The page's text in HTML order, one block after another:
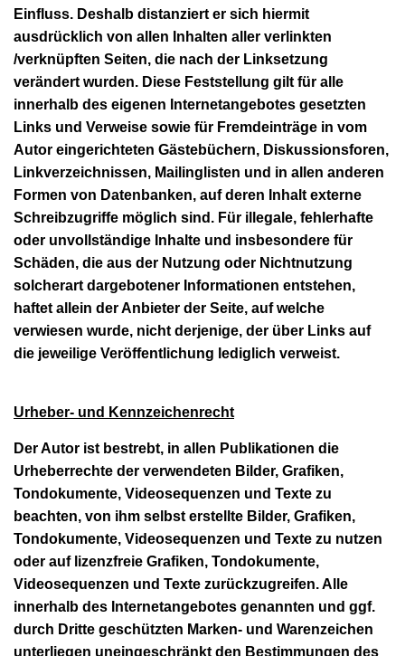
Einfluss. Deshalb distanziert er sich hiermit
ausdrücklich von allen Inhalten aller verlinkten
/verknüpften Seiten, die nach der Linksetzung
verändert wurden. Diese Feststellung gilt für alle
innerhalb des eigenen Internetangebotes gesetzten
Links und Verweise sowie für Fremdeinträge in vom
Autor eingerichteten Gästebüchern, Diskussionsforen,
Linkverzeichnissen, Mailinglisten und in allen anderen
Formen von Datenbanken, auf deren Inhalt externe
Schreibzugriffe möglich sind. Für illegale, fehlerhafte
oder unvollständige Inhalte und insbesondere für
Schäden, die aus der Nutzung oder Nichtnutzung
solcherart dargebotener Informationen entstehen,
haftet allein der Anbieter der Seite, auf welche
verwiesen wurde, nicht derjenige, der über Links auf
die jeweilige Veröffentlichung lediglich verweist.
Urheber- und Kennzeichenrecht
Der Autor ist bestrebt, in allen Publikationen die
Urheberrechte der verwendeten Bilder, Grafiken,
Tondokumente, Videosequenzen und Texte zu
beachten, von ihm selbst erstellte Bilder, Grafiken,
Tondokumente, Videosequenzen und Texte zu nutzen
oder auf lizenzfreie Grafiken, Tondokumente,
Videosequenzen und Texte zurückzugreifen. Alle
innerhalb des Internetangebotes genannten und ggf.
durch Dritte geschützten Marken- und Warenzeichen
unterliegen uneingeschränkt den Bestimmungen des